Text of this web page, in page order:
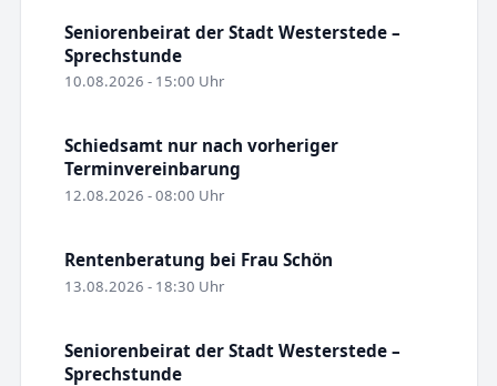
Seniorenbeirat der Stadt Westerstede –
Sprechstunde
10.08.2026 - 15:00 Uhr
Schiedsamt nur nach vorheriger
Terminvereinbarung
12.08.2026 - 08:00 Uhr
Rentenberatung bei Frau Schön
13.08.2026 - 18:30 Uhr
Seniorenbeirat der Stadt Westerstede –
Sprechstunde